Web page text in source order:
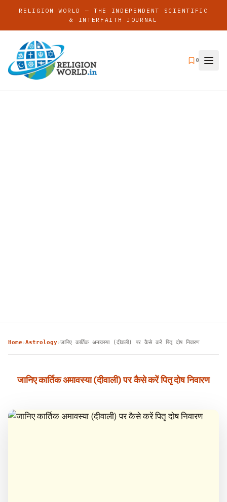
RELIGION WORLD — THE INDEPENDENT SCIENTIFIC
& INTERFAITH JOURNAL
0
Home›Astrology›जानिए कार्तिक अमावस्या (दीवाली) पर कैसे करें पितृ दोष निवारण
जानिए कार्तिक अमावस्या (दीवाली) पर कैसे करें पितृ दोष निवारण